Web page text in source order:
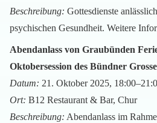
Beschreibung: Gottesdienste
psychischen Gesundheit. Weitere
Abendanlass von Graubünden
Oktobersession des Bündner
Datum: 21. Oktober 2025,
Ort: B12 Restaurant & Bar, Chur
Beschreibung: Abendanlass im